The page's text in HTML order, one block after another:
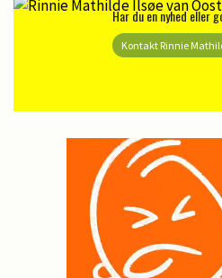
Har du en nyhed eller
Kontakt Rinnie